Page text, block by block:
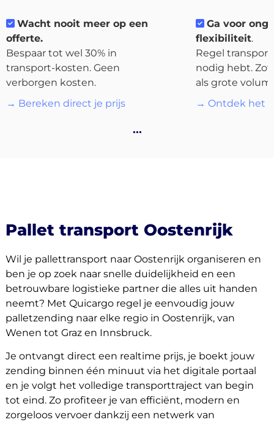
the
platform
Wacht nooit meer op een
offerte.
Bespaar tot wel 30% in
transport-kosten. Geen
verborgen kosten.
→ Bereken direct je prijs
Ga voor
flexibiliteit.
Regel
nodig hebt.
als grote
→ Ontdek het
…
Pallet transport Oostenrijk
Wil je pallettransport naar Oostenrijk organiseren en
ben je op zoek naar snelle duidelijkheid en een
betrouwbare logistieke partner die alles uit handen
neemt? Met Quicargo regel je eenvoudig jouw
palletzending naar elke regio in Oostenrijk, van
Wenen tot Graz en Innsbruck.
Je ontvangt direct een realtime prijs, je boekt jouw
zending binnen één minuut via het digitale portaal
en je volgt het volledige transporttraject van begin
tot eind. Zo profiteer je van efficiënt, modern en
zorgeloos vervoer dankzij een netwerk van